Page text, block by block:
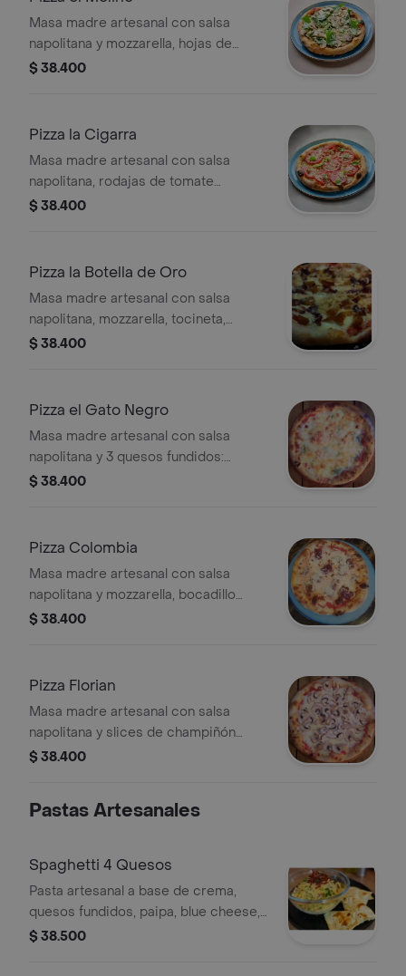
Masa madre artesanal con salsa
napolitana y mozzarella, hojas de
rúcula, champiñón, aderezo cesar y
$ 38.400
Pizza la Cigarra
Masa madre artesanal con salsa
napolitana, rodajas de tomate
campesino gratinadas en mozzarella,
$ 38.400
Pizza la Botella de Oro
Masa madre artesanal con salsa
napolitana, mozzarella, tocineta,
plátano maduro y parmesano. (tamaño
$ 38.400
Pizza el Gato Negro
Masa madre artesanal con salsa
napolitana y 3 quesos fundidos:
mozzarella, paipa y blue cheese.
$ 38.400
Pizza Colombia
Masa madre artesanal con salsa
napolitana y mozzarella, bocadillo
veleño y parmesano. (tamaño a elegir)
$ 38.400
Pizza Florian
Masa madre artesanal con salsa
napolitana y slices de champiñón
salvaje gratinados en mozzarella.
$ 38.400
Pastas Artesanales
Spaghetti 4 Quesos
Pasta artesanal a base de crema,
quesos fundidos, paipa, blue cheese,
mozzarella, parmesano acompañado
$ 38.500